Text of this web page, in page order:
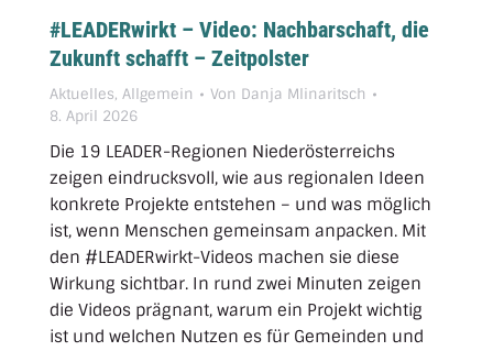
#LEADERwirkt – Video: Nachbarschaft, die
Zukunft schafft – Zeitpolster
Aktuelles, Allgemein Von Danja Mlinaritsch
8. April 2026
Die 19 LEADER-Regionen Niederösterreichs
zeigen eindrucksvoll, wie aus regionalen Ideen
konkrete Projekte entstehen – und was möglich
ist, wenn Menschen gemeinsam anpacken. Mit
den #LEADERwirkt-Videos machen sie diese
Wirkung sichtbar. In rund zwei Minuten zeigen
die Videos prägnant, warum ein Projekt wichtig
ist und welchen Nutzen es für Gemeinden und